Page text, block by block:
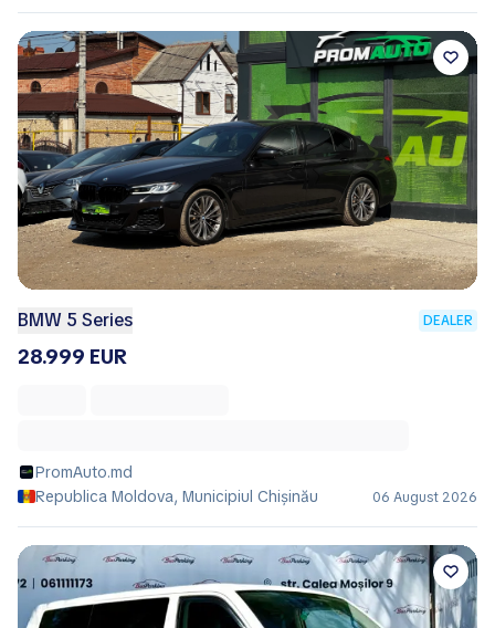
BMW 5 Series DEALER
28.999 EUR
PromAuto.md
Republica Moldova, Municipiul Chișinău
06 August 2026